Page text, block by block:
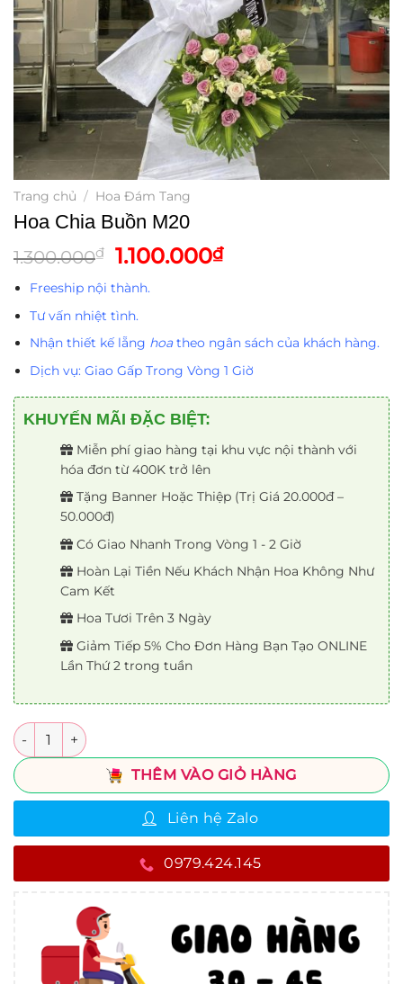
Trang chủ / Hoa Đám Tang
Hoa Chia Buồn M20
1.300.000₫
Giá
gốc
là:
1.300.000₫.
1.100.000₫Giá
1.100.000₫.
Freeship nội thành.
Tư vấn nhiệt tình.
Nhận thiết kế lẵng hoatheo ngân sách của khách hàng.
Dịch vụ: Giao Gấp Trong Vòng 1 Giờ
KHUYẾN MÃI ĐẶC BIỆT:
Miễn phí giao hàng tại khu vực nội thành với
hóa đơn từ 400K trở lên
Tặng Banner Hoặc Thiệp (Trị Giá 20.000đ –
50.000đ)
Có Giao Nhanh Trong Vòng 1 - 2 Giờ
Hoàn Lại Tiền Nếu Khách Nhận Hoa Không Như
Cam Kết
Hoa Tươi Trên 3 Ngày
Giảm Tiếp 5% Cho Đơn Hàng Bạn Tạo ONLINE
Lần Thứ 2 trong tuần
Số lượng
THÊM VÀO GIỎ HÀNG
Liên hệ Zalo
0979.424.145